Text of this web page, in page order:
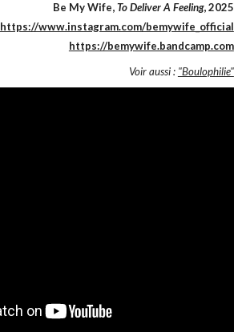
Be My Wife,To Deliver A Feeling, 2025
https://www.instagram.com/bemywife_official
https://bemywife.bandcamp.com
Voir aussi : "Boulophilie"